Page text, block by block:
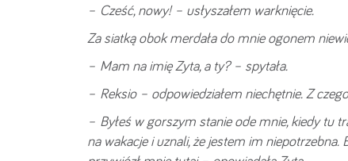
– Cześć, nowy! – usłyszałem warknięcie.
Za siatką obok merdała do mnie ogonem
– Mam na imię Zyta, a ty? – spytała.
– Reksio – odpowiedziałem niechętnie. Z
– Byłeś w gorszym stanie ode mnie, kiedy tu
na wakacje i uznali, że jestem im niepotrzebna.